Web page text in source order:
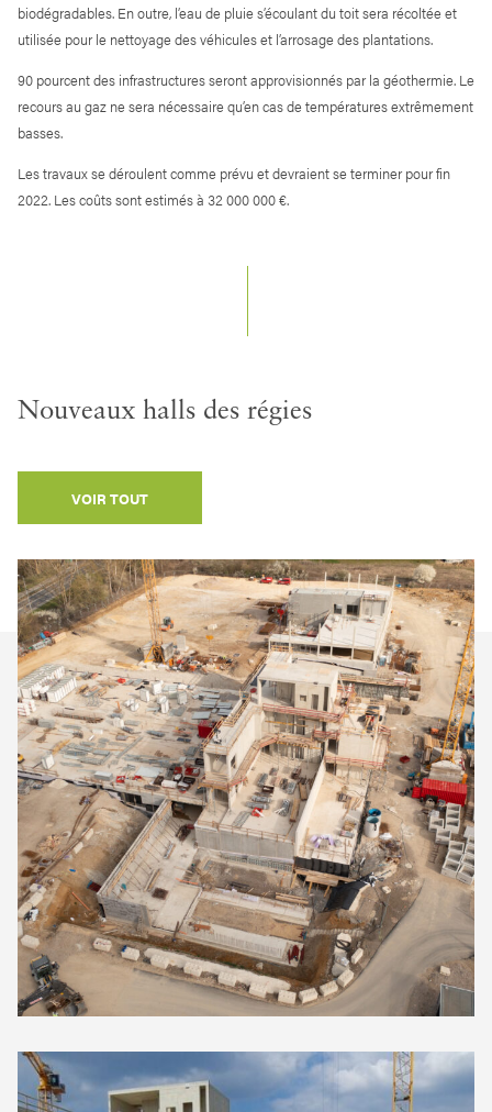
biodégradables. En outre, l’eau de pluie s’écoulant du toit sera récoltée et
utilisée pour le nettoyage des véhicules et l’arrosage des plantations.
90 pourcent des infrastructures seront approvisionnés par la géothermie. Le
recours au gaz ne sera nécessaire qu’en cas de températures extrêmement
basses.
Les travaux se déroulent comme prévu et devraient se terminer pour fin
2022. Les coûts sont estimés à 32 000 000 €.
Nouveaux halls des régies
VOIR TOUT